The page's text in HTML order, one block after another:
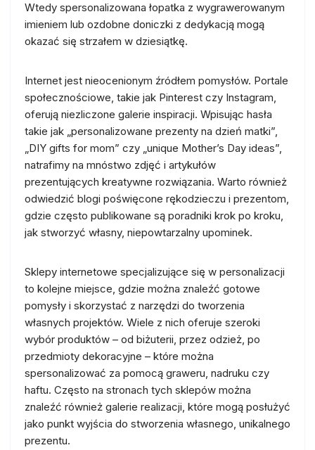
Wtedy spersonalizowana łopatka z wygrawerowanym
imieniem lub ozdobne doniczki z dedykacją mogą
okazać się strzałem w dziesiątkę.
Internet jest nieocenionym źródłem pomysłów. Portale
społecznościowe, takie jak Pinterest czy Instagram,
oferują niezliczone galerie inspiracji. Wpisując hasła
takie jak „personalizowane prezenty na dzień matki”,
„DIY gifts for mom” czy „unique Mother’s Day ideas”,
natrafimy na mnóstwo zdjęć i artykułów
prezentujących kreatywne rozwiązania. Warto również
odwiedzić blogi poświęcone rękodzieczu i prezentom,
gdzie często publikowane są poradniki krok po kroku,
jak stworzyć własny, niepowtarzalny upominek.
Sklepy internetowe specjalizujące się w personalizacji
to kolejne miejsce, gdzie można znaleźć gotowe
pomysły i skorzystać z narzędzi do tworzenia
własnych projektów. Wiele z nich oferuje szeroki
wybór produktów – od biżuterii, przez odzież, po
przedmioty dekoracyjne – które można
spersonalizować za pomocą graweru, nadruku czy
haftu. Często na stronach tych sklepów można
znaleźć również galerie realizacji, które mogą posłużyć
jako punkt wyjścia do stworzenia własnego, unikalnego
prezentu.